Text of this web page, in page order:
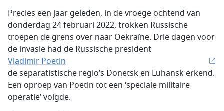
Precies een jaar geleden, in de vroege ochtend van
donderdag 24 februari 2022, trokken Russische
troepen de grens over naar Oekraïne. Drie dagen voor
de invasie had de Russische president
Vladimir Poetin
de separatistische regio’s Donetsk en Luhansk erkend.
Een oproep van Poetin tot een ‘speciale militaire
operatie’ volgde.